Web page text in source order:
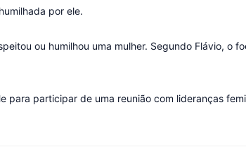
por ele.
ou humilhou uma mulher. Segundo Flávio, o
participar de uma reunião com lideranças